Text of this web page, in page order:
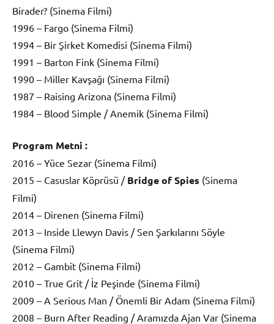
Birader? (Sinema Filmi)
1996 – Fargo (Sinema Filmi)
1994 – Bir Şirket Komedisi (Sinema Filmi)
1991 – Barton Fink (Sinema Filmi)
1990 – Miller Kavşağı (Sinema Filmi)
1987 – Raising Arizona (Sinema Filmi)
1984 – Blood Simple / Anemik (Sinema Filmi)
Program Metni :
2016 – Yüce Sezar (Sinema Filmi)
2015 – Casuslar Köprüsü / Bridge of Spies (Sinema
Filmi)
2014 – Direnen (Sinema Filmi)
2013 – Inside Llewyn Davis / Sen Şarkılarını Söyle
(Sinema Filmi)
2012 – Gambit (Sinema Filmi)
2010 – True Grit / İz Peşinde (Sinema Filmi)
2009 – A Serious Man / Önemli Bir Adam (Sinema Filmi)
2008 – Burn After Reading / Aramızda Ajan Var (Sinema